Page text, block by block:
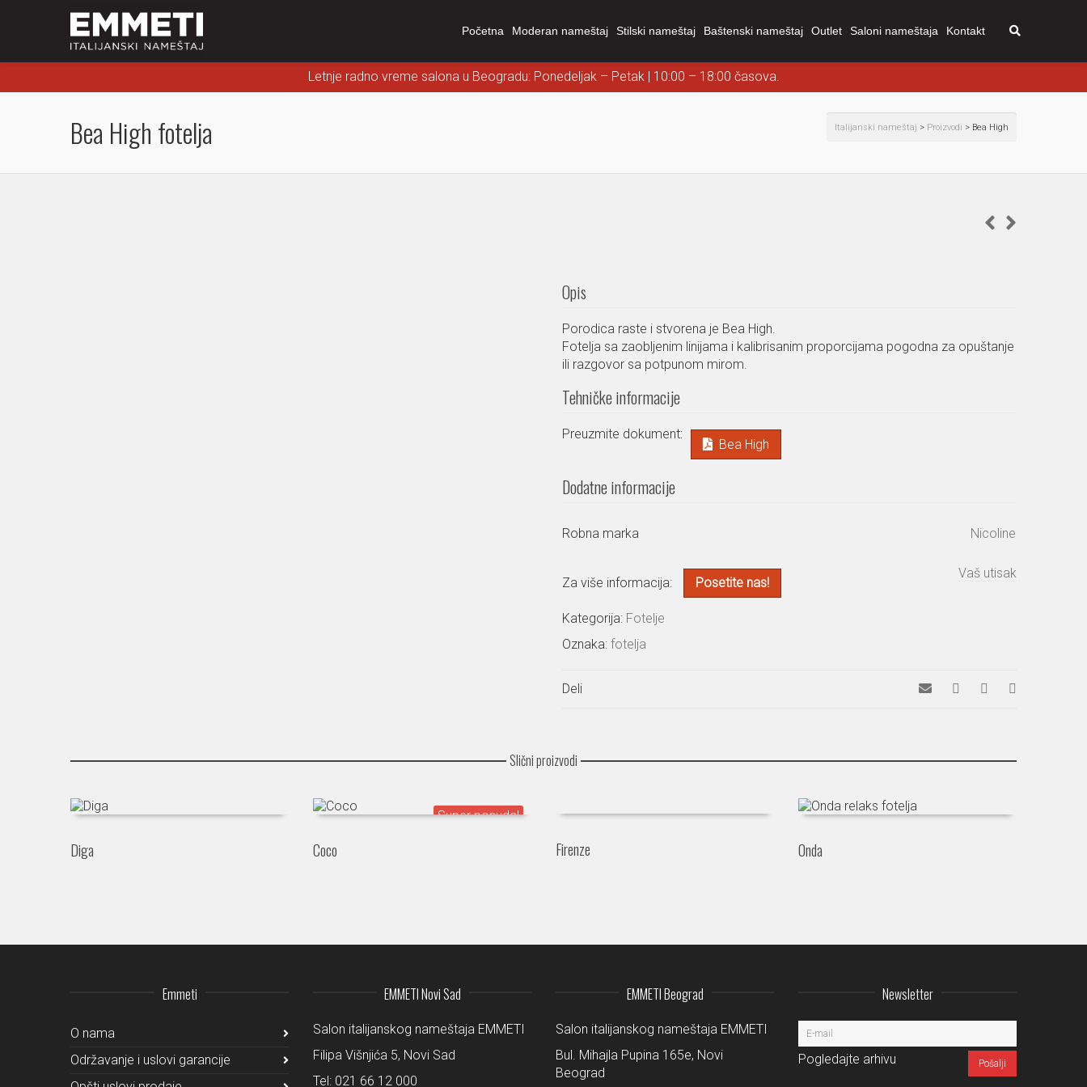
Početna Moderan nameštaj Stilski nameštaj Baštenski nameštaj Outlet Saloni nameštaja Kontakt
Letnje radno vreme salona u Beogradu: Ponedeljak – Petak | 10:00 – 18:00 časova.
Bea High fotelja Italijanski nameštaj > Proizvodi > Bea High
Opis
Porodica raste i stvorena je Bea High.
Fotelja sa zaobljenim linijama i kalibrisanim proporcijama pogodna za opuštanje
ili razgovor sa potpunom mirom.
Tehničke informacije
Preuzmite dokument:
Bea High
Dodatne informacije
Robna marka Nicoline
Za više informacija: Posetite nas!
Vaš utisak
Kategorija: Fotelje
Oznaka:fotelja
Deli
Slični proizvodi
Diga Coco Firenze Onda
Emmeti
O nama
Održavanje i uslovi garancije
EMMETI Novi Sad
Salon italijanskog nameštaja EMMETI
Filipa Višnjića 5, Novi Sad
Tel: 021 66 12 000
EMMETI Beograd
Salon italijanskog nameštaja EMMETI
Bul. Mihajla Pupina 165e, Novi
Beograd
Newsletter
Pogledajte arhivu